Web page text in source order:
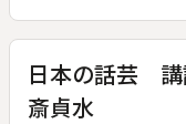
日本の話芸 講
斎貞水